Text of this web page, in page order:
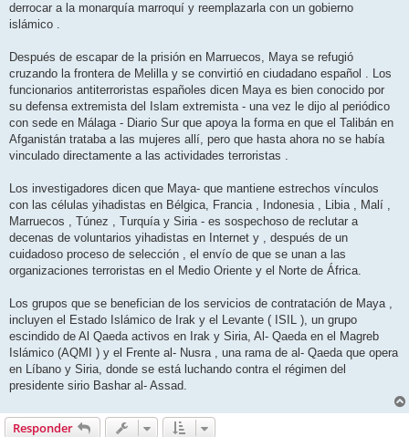
derrocar a la monarquía marroquí y reemplazarla con un gobierno
islámico .
Después de escapar de la prisión en Marruecos, Maya se refugió
cruzando la frontera de Melilla y se convirtió en ciudadano español . Los
funcionarios antiterroristas españoles dicen Maya es bien conocido por
su defensa extremista del Islam extremista - una vez le dijo al periódico
con sede en Málaga - Diario Sur que apoya la forma en que el Talibán en
Afganistán trataba a las mujeres allí, pero que hasta ahora no se había
vinculado directamente a las actividades terroristas .
Los investigadores dicen que Maya- que mantiene estrechos vínculos
con las células yihadistas en Bélgica, Francia , Indonesia , Libia , Malí ,
Marruecos , Túnez , Turquía y Siria - es sospechoso de reclutar a
decenas de voluntarios yihadistas en Internet y , después de un
cuidadoso proceso de selección , el envío de que se unan a las
organizaciones terroristas en el Medio Oriente y el Norte de África.
Los grupos que se benefician de los servicios de contratación de Maya ,
incluyen el Estado Islámico de Irak y el Levante ( ISIL ), un grupo
escindido de Al Qaeda activos en Irak y Siria, Al- Qaeda en el Magreb
Islámico (AQMI ) y el Frente al- Nusra , una rama de al- Qaeda que opera
en Líbano y Siria, donde se está luchando contra el régimen del
presidente sirio Bashar al- Assad.
Responder